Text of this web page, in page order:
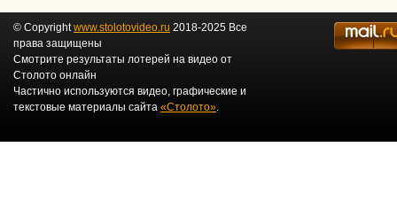
© Copyrightwww.stolotovideo.ru 2018-2025 Все
права защищены
Смотрите результаты лотерей на видео от
Столото онлайн
Частично используются видео, графические и
текстовые материалы сайта «Столото».